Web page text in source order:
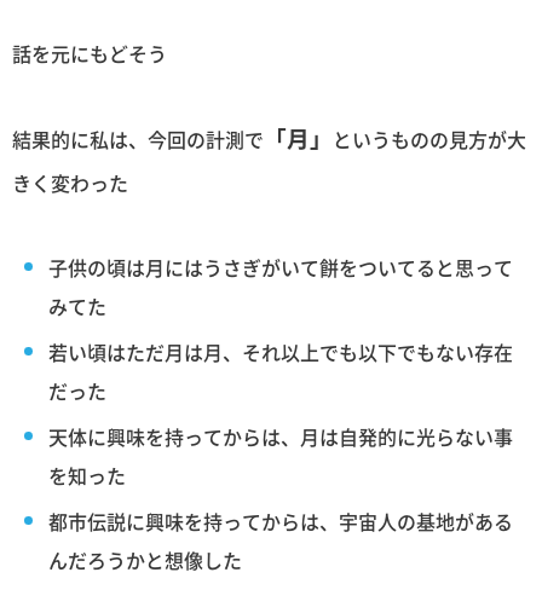
話を元にもどそう
結果的に私は、今回の計測で 「月」 というものの見方が大
きく変わった
子供の頃は月にはうさぎがいて餅をついてると思って
みてた
若い頃はただ月は月、それ以上でも以下でもない存在
だった
天体に興味を持ってからは、月は自発的に光らない事
を知った
都市伝説に興味を持ってからは、宇宙人の基地がある
んだろうかと想像した